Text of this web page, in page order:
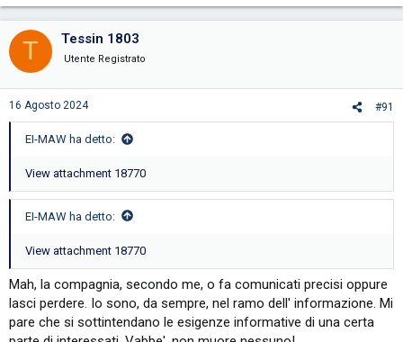
t
i
n
s
T Tessin 1803
Utente Registrato
16 Agosto 2024 #91
EI-MAW ha detto:
View attachment 18770
EI-MAW ha detto:
View attachment 18770
Mah, la compagnia, secondo me, o fa comunicati precisi oppure
lasci perdere. Io sono, da sempre, nel ramo dell' informazione. Mi
pare che si sottintendano le esigenze informative di una certa